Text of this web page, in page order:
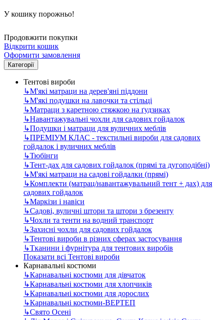
У кошику порожньо!
Продовжити покупки
Відкрити кошик
Оформити замовлення
Категорії
Тентові вироби
↳М'які матраци на дерев'яні піддони
↳М'які подушки на лавочки та стільці
↳Матраци з каретною стяжкою на ґудзиках
↳Навантажувальні чохли для садових гойдалок
↳Подушки і матраци для вуличних меблів
↳ПРЕМІУМ КЛАС - текстильні вироби для садових
гойдалок і вуличних меблів
↳Тюбінги
↳Тент-дах для садових гойдалок (прямі та дугоподібні)
↳М'які матраци на садові гойдалки (прямі)
↳Комплекти (матрац/навантажувальний тент + дах) для
садових гойдалок
↳Маркізи і навіси
↳Садові, вуличні штори та штори з брезенту
↳Чохли та тенти на водний транспорт
↳Захисні чохли для садових гойдалок
↳Тентові вироби в різних сферах застосування
↳Тканини і фурнітура для тентових виробів
Показати всі Тентові вироби
Карнавальні костюми
↳Карнавальні костюми для дівчаток
↳Карнавальні костюми для хлопчиків
↳Карнавальні костюми для дорослих
↳Карнавальні костюми-ВЕРТЕП
↳Свято Осені